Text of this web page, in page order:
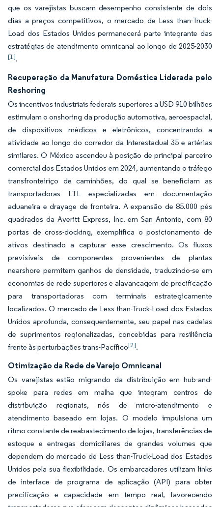
que os varejistas buscam desempenho consistente de dois
dias a preços competitivos, o mercado de Less than-Truck-
Load dos Estados Unidos permanecerá parte integrante das
estratégias de atendimento omnicanal ao longo de 2025-2030
[1].
Recuperação da Manufatura Doméstica Liderada pelo
Reshoring
Os incentivos industriais federais superiores a USD 910 bilhões
estimulam o onshoring da produção automotiva, aeroespacial,
de dispositivos médicos e eletrônicos, concentrando a
atividade ao longo do corredor da Interestadual 35 e artérias
similares. O México ascendeu à posição de principal parceiro
comercial dos Estados Unidos em 2024, aumentando o tráfego
transfronteiriço de caminhões, do qual se beneficiam as
transportadoras LTL especializadas em documentação
aduaneira e drayage de fronteira. A expansão de 85.000 pés
quadrados da Averitt Express, Inc. em San Antonio, com 80
portas de cross-docking, exemplifica o posicionamento de
ativos destinado a capturar esse crescimento. Os fluxos
previsíveis de componentes provenientes de plantas
nearshore permitem ganhos de densidade, traduzindo-se em
economias de rede superiores e alavancagem de precificação
para transportadoras com terminais estrategicamente
localizados. O mercado de Less than-Truck-Load dos Estados
Unidos aprofunda, consequentemente, seu papel nas cadeias
de suprimentos regionalizadas, concebidas para resiliência
frente às perturbações trans-Pacífico[2].
Otimização da Rede de Varejo Omnicanal
Os varejistas estão migrando da distribuição em hub-and-
spoke para redes em malha que integram centros de
distribuição regionais, nós de micro-atendimento e
atendimento baseado em lojas. O modelo impulsiona um
ritmo constante de reabastecimento de lojas, transferências de
estoque e entregas domiciliares de grandes volumes que
dependem do mercado de Less than-Truck-Load dos Estados
Unidos pela sua flexibilidade. Os embarcadores utilizam links
de interface de programa de aplicação (API) para obter
precificação e capacidade em tempo real, favorecendo